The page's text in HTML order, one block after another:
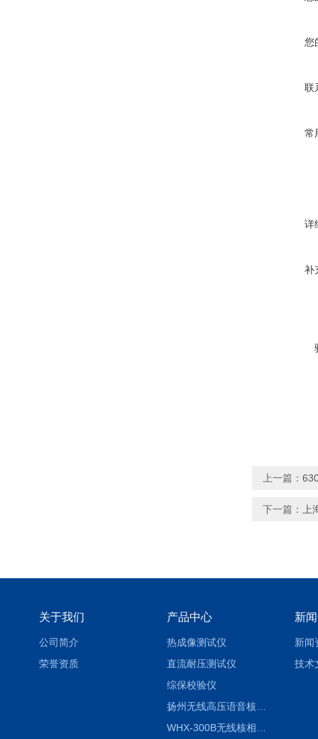
您
联
常
详
补
上一篇：
下一篇：
关于我们
公司简介
荣誉资质
产品中心
热成像测试仪
直流耐压测试仪
综保校验仪
扬州无线高压语音核相仪
新
新闻
技术